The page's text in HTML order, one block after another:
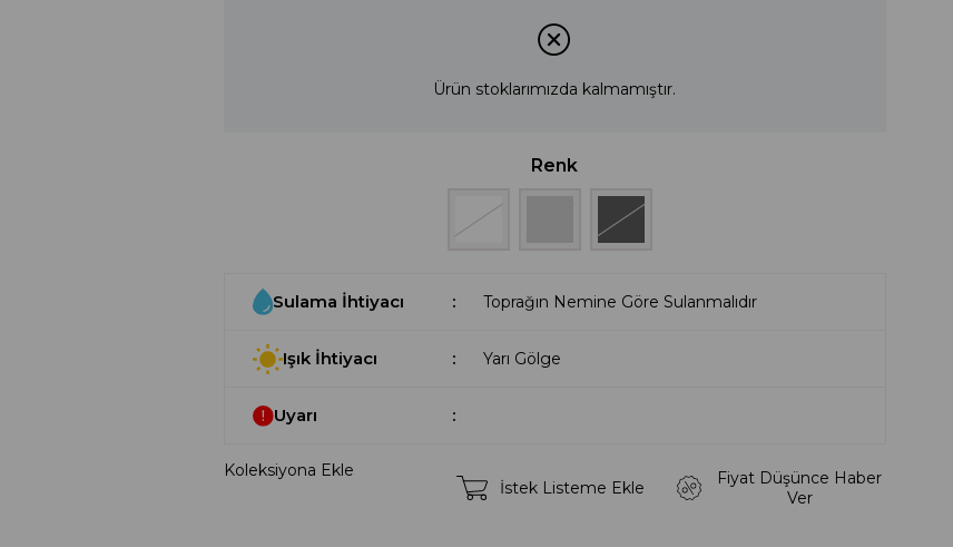
Ürün stoklarımızda kalmamıştır.
Renk
Sulama İhtiyacı Toprağın Nemine Göre Sulanmalıdır
Işık İhtiyacı Yarı Gölge
Uyarı
Koleksiyona Ekle
İstek Listeme Ekle
Fiyat Düşünce Haber
Ver